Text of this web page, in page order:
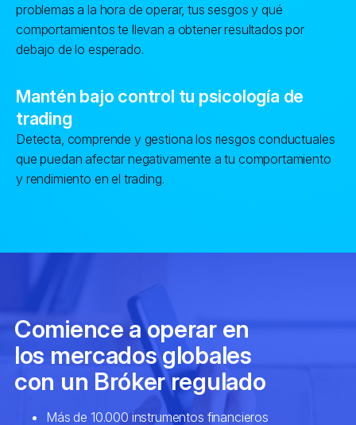
problemas a la hora de operar, tus sesgos y qué
comportamientos te llevan a obtener resultados por
debajo de lo esperado.
Mantén bajo control tu psicología de
trading
Detecta, comprende y gestiona los riesgos conductuales
que puedan afectar negativamente a tu comportamiento
y rendimiento en el trading.